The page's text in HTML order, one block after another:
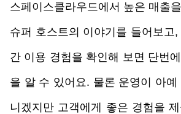
스페이스클라우드에서 높은 매출
슈퍼 호스트의 이야기를 들어보고
간 이용 경험을 확인해 보면 단번
을 알 수 있어요. 물론 운영이 아
니겠지만 고객에게 좋은 경험을